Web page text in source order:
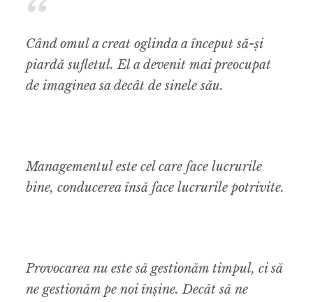
Când omul a creat oglinda a început să-și
piardă sufletul. El a devenit mai preocupat
de imaginea sa decât de sinele său.
Managementul este cel care face lucrurile
bine, conducerea însă face lucrurile potrivite.
Provocarea nu este să gestionăm timpul, ci să
ne gestionăm pe noi înșine. Decât să ne